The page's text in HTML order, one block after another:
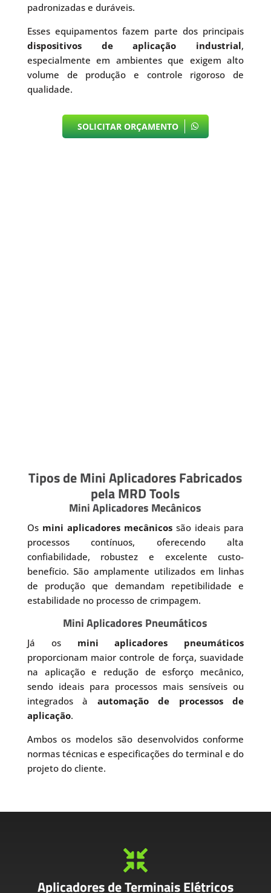
padronizadas e duráveis.
Esses equipamentos fazem parte dos principais
dispositivos de aplicação industrial,
especialmente em ambientes que exigem alto
volume de produção e controle rigoroso de
qualidade.
SOLICITAR ORÇAMENTO
Tipos de Mini Aplicadores Fabricados
pela MRD Tools
Mini Aplicadores Mecânicos
Os mini aplicadores mecânicos são ideais para
processos contínuos, oferecendo alta
confiabilidade, robustez e excelente custo-
benefício. São amplamente utilizados em linhas
de produção que demandam repetibilidade e
estabilidade no processo de crimpagem.
Mini Aplicadores Pneumáticos
Já os mini aplicadores pneumáticos
proporcionam maior controle de força, suavidade
na aplicação e redução de esforço mecânico,
sendo ideais para processos mais sensíveis ou
integrados à automação de processos de
aplicação.
Ambos os modelos são desenvolvidos conforme
normas técnicas e especificações do terminal e do
projeto do cliente.

Aplicadores de Terminais Elétricos